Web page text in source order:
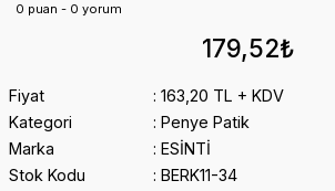
0 puan - 0 yorum
179,52₺
Fiyat
163,20 TL + KDV
Kategori
Penye Patik
Marka
ESİNTİ
Stok Kodu
BERK11-34